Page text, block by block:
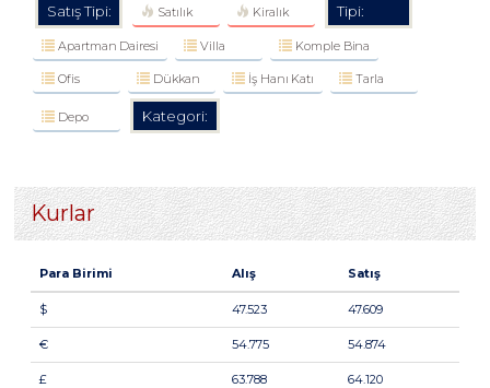
Satış Tipi: Satılık Kiralık Tipi:
Apartman Dairesi Villa Komple Bina
Ofis Dükkan İş Hanı Katı Tarla
Depo Kategori:
Kurlar
Para Birimi Alış Satış
$ 47.523 47.609
€ 54.775 54.874
£ 63.788 64.120